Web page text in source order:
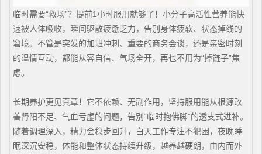
临时需要“救场”？提前1小时服用就够了！小分子高活性营养能快
速被人体吸收，瞬间驱散疲惫乏力，告别身体疲软、状态掉线的
窘境。不管是突发的加班冲刺、重要的商务会谈，还是亲密时刻
的温情互动，都能从容自信、气场全开，再也不用为“掉链子”焦
虑。
长期养护更见真章！它不依赖、无副作用，坚持服用能从根源改
善肾阳不足、气血亏虚的问题，告别“临时抱佛脚”的透支式进补。
随着调理深入，精力会稳步回升，白天工作专注不犯困，夜晚睡
眠深沉安稳，体能和整体状态持续升级，越养越硬朗，由内而外